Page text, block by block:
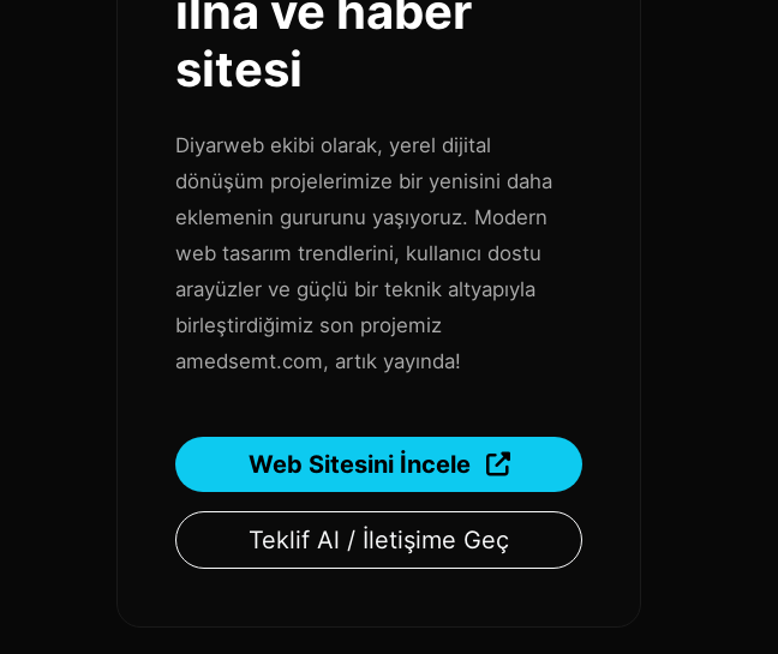
sitesi
Diyarweb ekibi olarak, yerel dijital
dönüşüm projelerimize bir yenisini daha
eklemenin gururunu yaşıyoruz. Modern
web tasarım trendlerini, kullanıcı dostu
arayüzler ve güçlü bir teknik altyapıyla
birleştirdiğimiz son projemiz
amedsemt.com, artık yayında!
Web Sitesini İncele
Teklif Al / İletişime Geç